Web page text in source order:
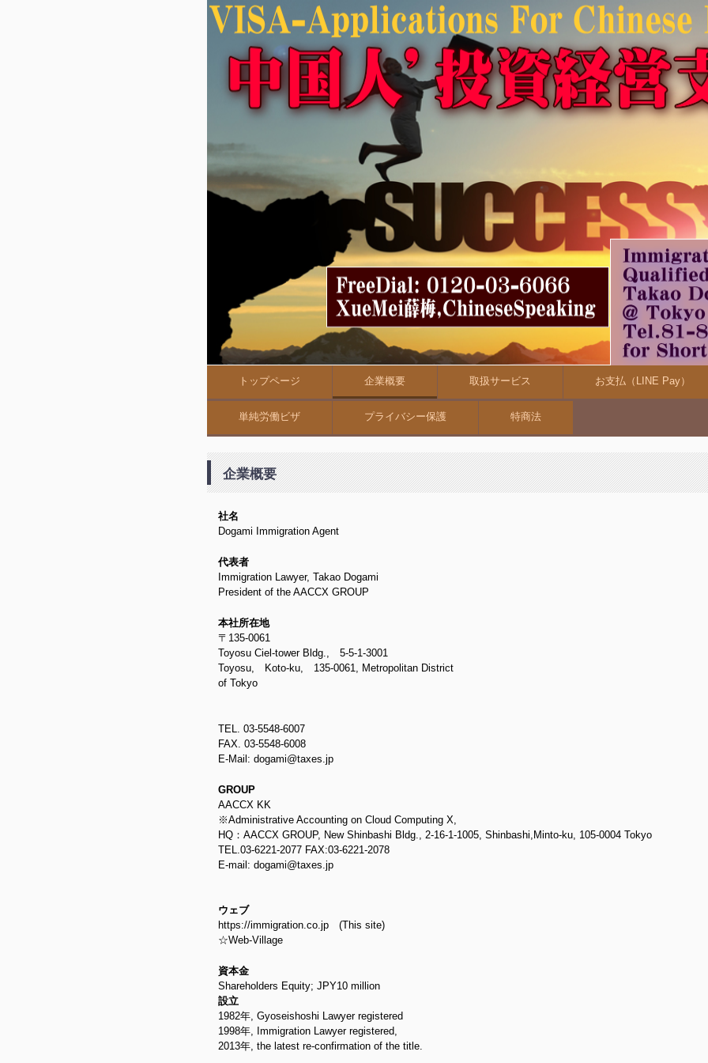
トップページ 企業概要 取扱サービス お支払（LINE Pay）
単純労働ビザ プライバシー保護 特商法
企業概要
社名
Dogami Immigration Agent
代表者
Immigration Lawyer, Takao Dogami
President of the AACCX GROUP
本社所在地
〒135-0061
Toyosu Ciel-tower Bldg., 5-5-1-3001
Toyosu, Koto-ku, 135-0061, Metropolitan District
of Tokyo
TEL. 03-5548-6007
FAX. 03-5548-6008
E-Mail: dogami@taxes.jp
GROUP
AACCX KK
※Administrative Accounting on Cloud Computing X,
HQ：AACCX GROUP, New Shinbashi Bldg., 2-16-1-1005, Shinbashi,Minto-ku, 105-0004 Tokyo
TEL.03-6221-2077 FAX:03-6221-2078
E-mail: dogami@taxes.jp
ウェブ
https://immigration.co.jp (This site)
☆Web-Village
資本金
Shareholders Equity; JPY10 million
設立
1982年, Gyoseishoshi Lawyer registered
1998年, Immigration Lawyer registered,
2013年, the latest re-confirmation of the title.